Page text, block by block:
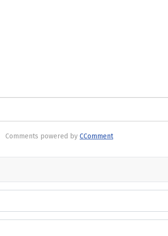
Comments powered by CComment